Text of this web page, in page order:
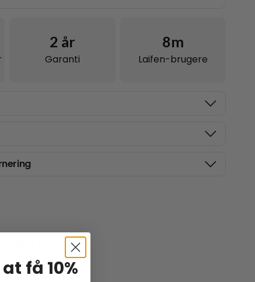
2 år
Garanti
8m
Laifen-brugere
få 10%